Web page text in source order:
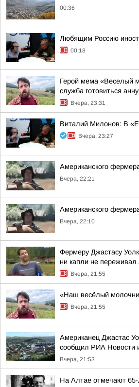
00:36
Любящим Россию
00:18
Герой мема «Веселый
служба готовиться
Вчера, 23:31
Виталий Милонов: В
Вчера, 23:27
Американского
Вчера, 22:21
Американского
Вчера, 22:10
Фермеру Джастасу
ни капли не переживал
Вчера, 21:55
«Наш весёлый
Вчера, 21:55
Американец Джастас
сообщил РИА Новости
Вчера, 21:53
На Алтае отмечают 65-